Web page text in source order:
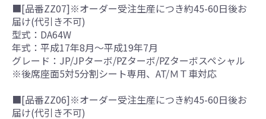
■[品番ZZ07]※オーダー受注生産につき約45-60日後お
届け(代引き不可)
型式：DA64W
年式：平成17年8月～平成19年7月
グレード：JP/JPターボ/PZターボ/PZターボスペシャル
※後席座面5対5分割シート専用、AT/ＭＴ車対応
■[品番ZZ06]※オーダー受注生産につき約45-60日後お
届け(代引き不可)